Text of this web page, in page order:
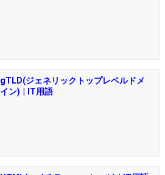
gTLD(ジェネリックトップレベルドメ
イン) | IT用語